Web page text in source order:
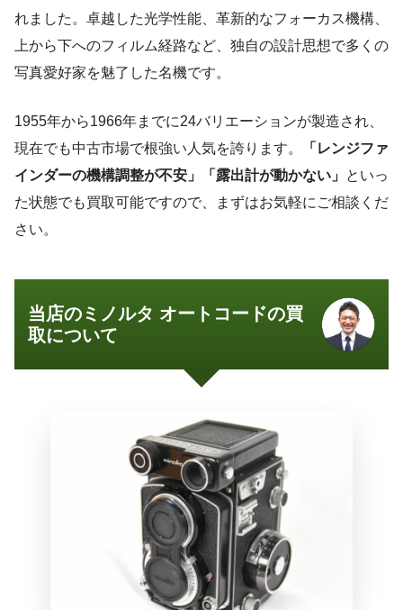
れました。卓越した光学性能、革新的なフォーカス機構、
上から下へのフィルム経路など、独自の設計思想で多くの
写真愛好家を魅了した名機です。
1955年から1966年までに24バリエーションが製造され、
現在でも中古市場で根強い人気を誇ります。
「レンジファ
インダーの機構調整が不安」「露出計が動かない」 といっ
た状態でも買取可能ですので、まずはお気軽にご相談くだ
さい。
当店のミノルタ オートコードの買
取について